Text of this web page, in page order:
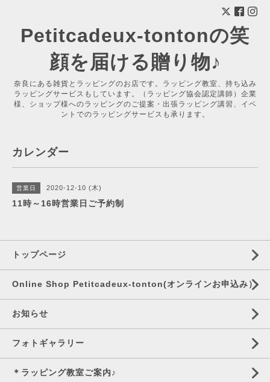
Petitcadeux-tontonの笑
顔を届ける贈り物♪
奈良にある雑貨とラッピングのお店です。ラッピング教室、持ち込み
ラッピングサービスもしています。（ラッピング協会認定講師）企業
様、ショップ様へのラッピングのご提案・出張ラッピング講習、イベ
ントでのラッピングサービスも承ります。
カレンダー
営業日 2020-12-10 (木)
11時～16時営業日ご予約制
トップページ
Online Shop Petitcadeux-tonton(オンラインお申込み）
お知らせ
フォトギャラリー
＊ラッピング教室ご案内♪